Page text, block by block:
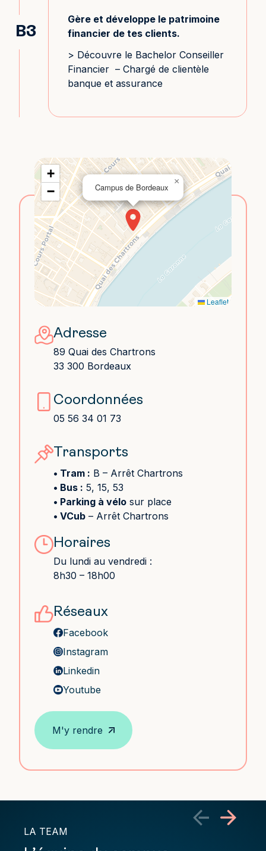
B3
Gère et développe le patrimoine
financier de tes clients.
> Découvre le Bachelor Conseiller
Financier – Chargé de clientèle
banque et assurance
Campus de Bordeaux
×
+
−
Leaflet
Adresse
89 Quai des Chartrons
33 300 Bordeaux
Coordonnées
05 56 34 01 73
Transports
• Tram : B – Arrêt Chartrons
• Bus : 5, 15, 53
• Parking à vélo sur place
• VCub – Arrêt Chartrons
Horaires
Du lundi au vendredi :
8h30 – 18h00
Réseaux
Facebook
Instagram
Linkedin
Youtube
M'y rendre
LA TEAM